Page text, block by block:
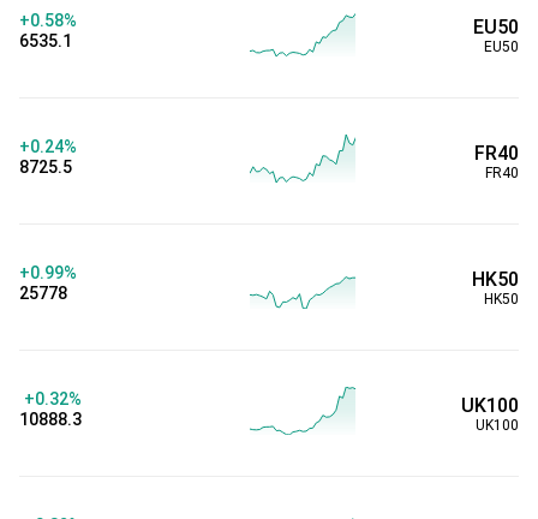
EU50
EU50
+0.58%
6535.1
FR40
FR40
+0.24%
8725.5
HK50
HK50
+0.99%
25778
UK100
UK100
+0.32%
10888.3